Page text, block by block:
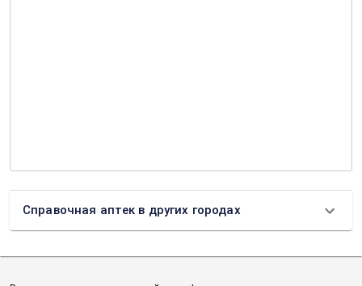
Справочная аптек в других городах